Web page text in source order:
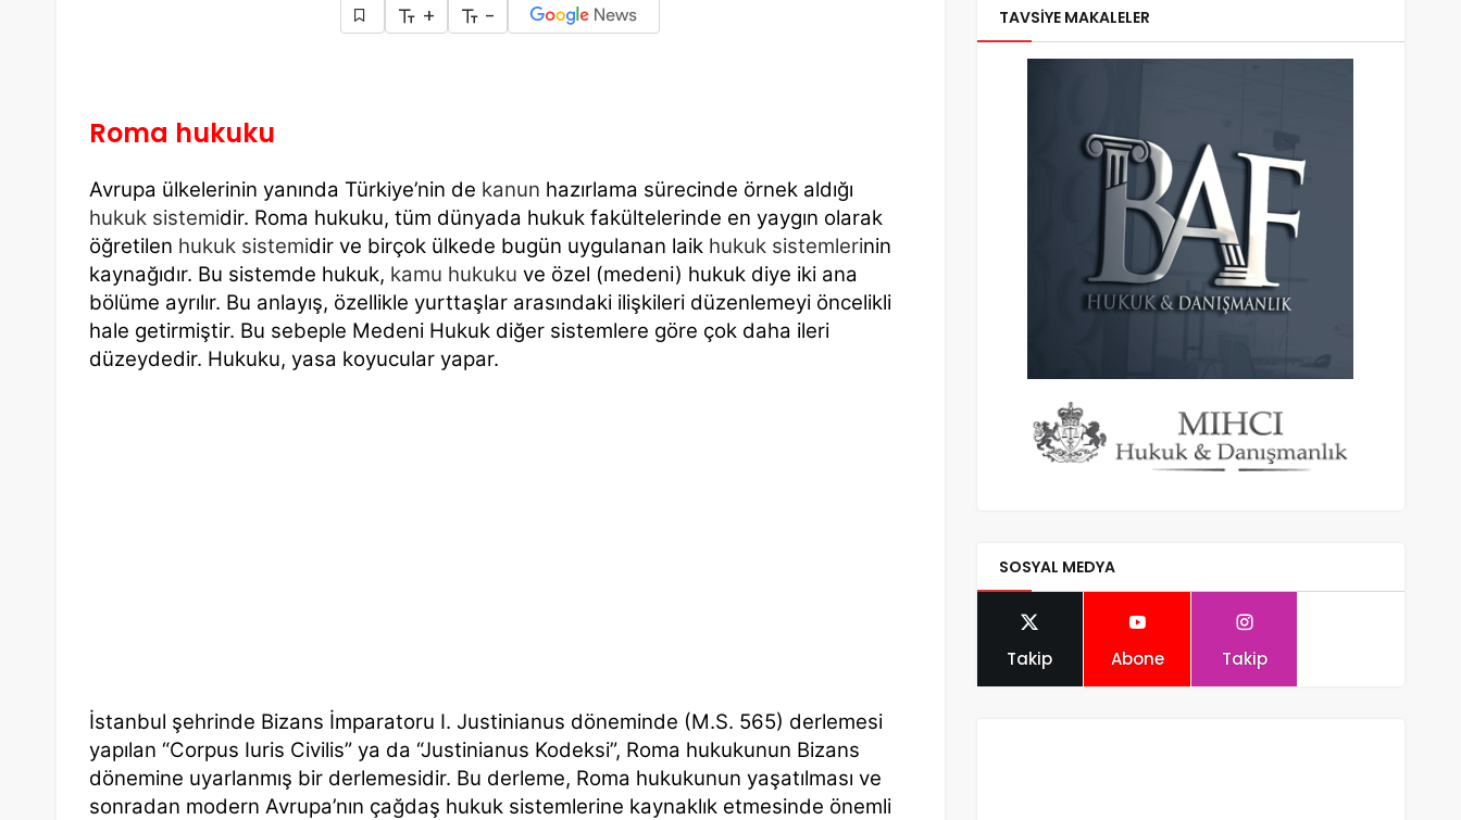
+ -
Roma hukuku
Avrupa ülkelerinin yanında Türkiye’nin de kanun hazırlama sürecinde örnek aldığı
hukuk sistemidir. Roma hukuku, tüm dünyada hukuk fakültelerinde en yaygın olarak
öğretilen hukuk sistemidir ve birçok ülkede bugün uygulanan laik hukuk sistemlerinin
kaynağıdır. Bu sistemde hukuk, kamu hukuku ve özel (medeni) hukuk diye iki ana
bölüme ayrılır. Bu anlayış, özellikle yurttaşlar arasındaki ilişkileri düzenlemeyi öncelikli
hale getirmiştir. Bu sebeple Medeni Hukuk diğer sistemlere göre çok daha ileri
düzeydedir. Hukuku, yasa koyucular yapar.
İstanbul şehrinde Bizans İmparatoru I. Justinianus döneminde (M.S. 565) derlemesi
yapılan “Corpus Iuris Civilis” ya da “Justinianus Kodeksi”, Roma hukukunun Bizans
dönemine uyarlanmış bir derlemesidir. Bu derleme, Roma hukukunun yaşatılması ve
sonradan modern Avrupa’nın çağdaş hukuk sistemlerine kaynaklık etmesinde önemli
TAVSİYE MAKALELER
SOSYAL MEDYA
Takip Abone Takip